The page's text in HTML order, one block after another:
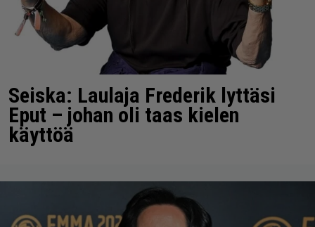
Seiska: Laulaja Frederik lyttäsi
Eput – johan oli taas kielen
käyttöä